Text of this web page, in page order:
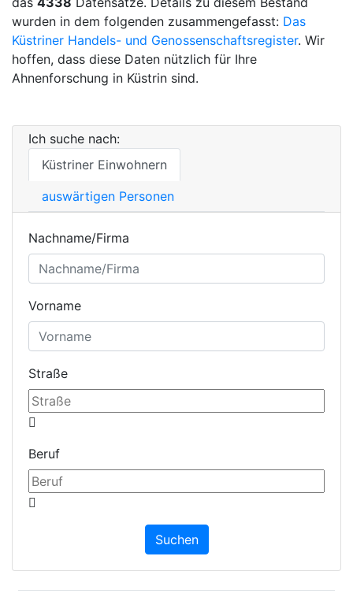
wurden in dem folgenden zusammengefasst: Das
Küstriner Handels- und Genossenschaftsregister. Wir
hoffen, dass diese Daten nützlich für Ihre
Ahnenforschung in Küstrin sind.
Ich suche nach:
Küstriner Einwohnern
auswärtigen Personen
Nachname/Firma
Vorname
Straße
Beruf